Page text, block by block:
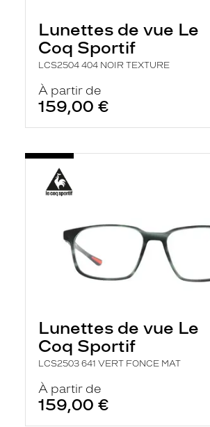
Lunettes de vue Le
Coq Sportif
LCS2504 404 NOIR TEXTURE
À partir de
159,00 €
Lunettes de vue Le
Coq Sportif
LCS2503 641 VERT FONCE MAT
À partir de
159,00 €